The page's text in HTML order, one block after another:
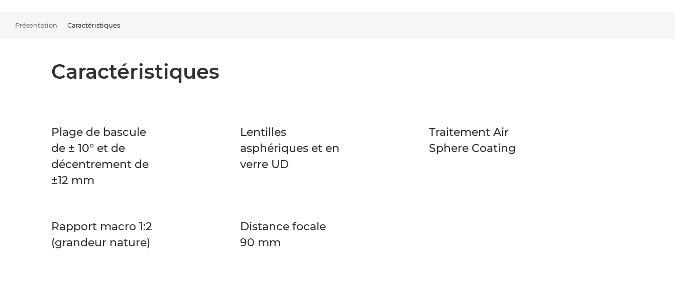
Présentation Caractéristiques
Caractéristiques
Plage de bascule
de ± 10° et de
décentrement de
±12 mm
Lentilles
asphériques et en
verre UD
Traitement Air
Sphere Coating
Rapport macro 1:2
(grandeur nature)
Distance focale
90 mm